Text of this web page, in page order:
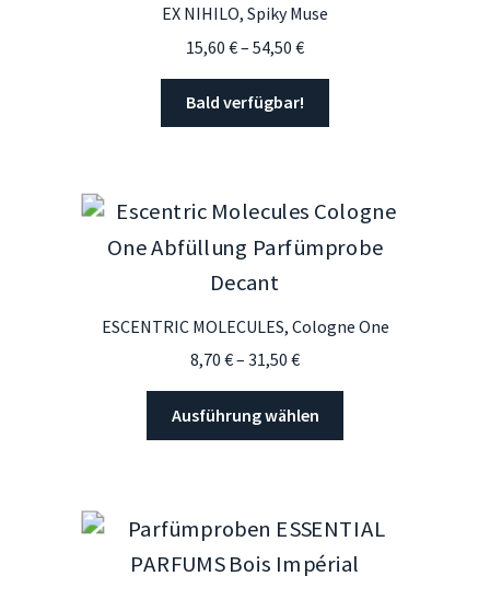
EX NIHILO, Spiky Muse
15,60 €– 54,50 €Preisspanne:
54,50 €
Bald verfügbar!
ESCENTRIC MOLECULES, Cologne One
8,70 €– 31,50 €Preisspanne:
8,70 €
bis
31,50 €
Ausführung wählen
auf.
Die